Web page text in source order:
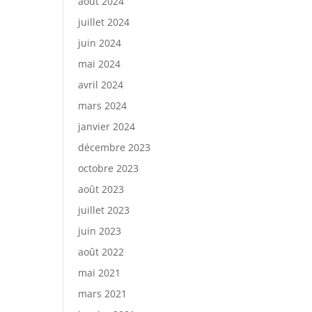
juillet 2024
juin 2024
mai 2024
avril 2024
mars 2024
janvier 2024
décembre 2023
octobre 2023
août 2023
juillet 2023
juin 2023
août 2022
mai 2021
mars 2021